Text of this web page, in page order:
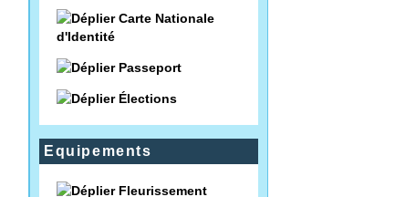
Carte Nationale
d'Identité
Passeport
Élections
Equipements
Fleurissement